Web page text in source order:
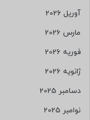
آوریل 2026
مارس 2026
فوریه 2026
ژانویه 2026
دسامبر 2025
نوامبر 2025